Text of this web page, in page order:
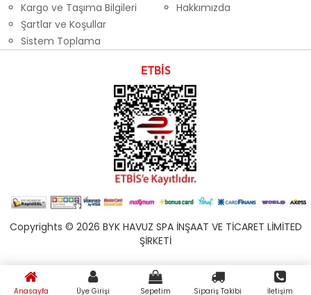
Anasayfa Üye Girişi Sepetim Sipariş Takibi İletişim
Kargo ve Taşıma Bilgileri
Şartlar ve Koşullar
Sistem Toplama
Hakkımızda
ETBİS
Copyrights © 2026 BYK HAVUZ SPA İNŞAAT VE TİCARET LİMİTED
ŞİRKETİ